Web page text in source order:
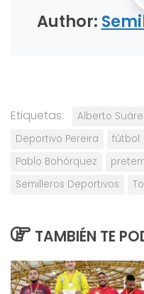
Author:
Etiquetas: Alberto
Deportivo Pereira
fútbol
Pablo Bohórquez
Semilleros Deportivos
TAMBIÉN TE